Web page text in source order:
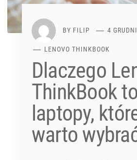
BY FILIP 4
LENOVO THINKBOOK
Dlaczego
ThinkBook to
laptopy,
warto